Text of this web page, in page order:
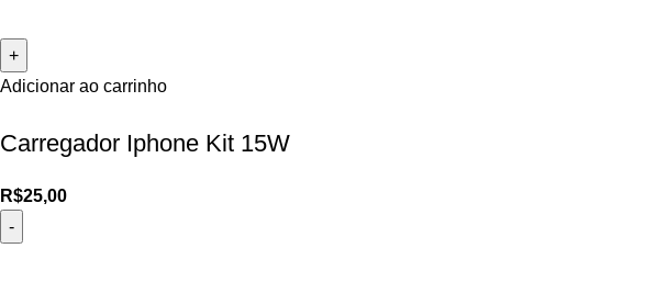
Adicionar ao carrinho
Carregador Iphone Kit 15W
R$25,00